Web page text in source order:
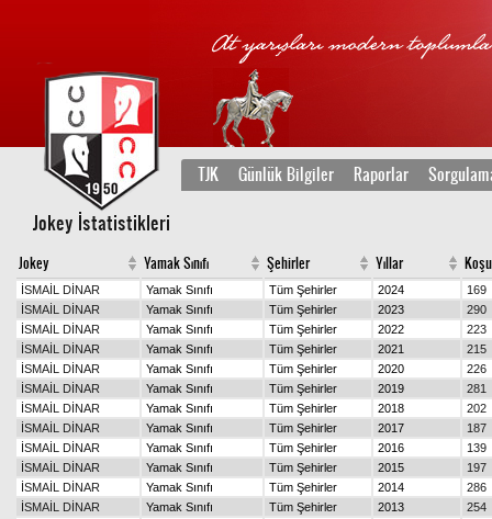
TJK Günlük Bilgiler Raporlar
Jokey İstatistikleri
Jokey Yamak Sınıfı Şehirler Yıllar Koşu
İSMAİL DİNAR Yamak Sınıfı Tüm Şehirler 2024
169
İSMAİL DİNAR
Yamak Sınıfı Tüm Şehirler 2023
290
İSMAİL DİNAR
Yamak Sınıfı Tüm Şehirler 2022
223
İSMAİL DİNAR
Yamak Sınıfı Tüm Şehirler 2021
215
İSMAİL DİNAR
Yamak Sınıfı Tüm Şehirler 2020
226
İSMAİL DİNAR
Yamak Sınıfı Tüm Şehirler 2019
281
İSMAİL DİNAR
Yamak Sınıfı Tüm Şehirler 2018
202
İSMAİL DİNAR
Yamak Sınıfı Tüm Şehirler 2017
187
İSMAİL DİNAR
Yamak Sınıfı Tüm Şehirler 2016
139
İSMAİL DİNAR
Yamak Sınıfı Tüm Şehirler 2015
197
İSMAİL DİNAR
Yamak Sınıfı Tüm Şehirler 2014
286
İSMAİL DİNAR
Yamak Sınıfı Tüm Şehirler 2013
254